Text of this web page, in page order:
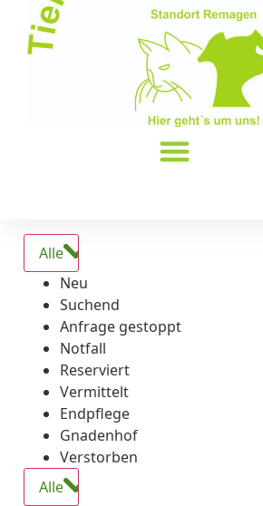
Alle
Neu
Suchend
Anfrage gestoppt
Notfall
Reserviert
Vermittelt
Endpflege
Gnadenhof
Verstorben
Alle